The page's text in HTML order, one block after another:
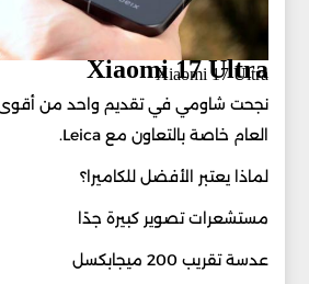
Xiaomi 17 Ultra
Xiaomi 17 Ultra
نجحت شاومي في تقديم واحد من أقوى
العام خاصة بالتعاون مع Leica.
لماذا يعتبر الأفضل للكاميرا؟
مستشعرات تصوير كبيرة جدًا
عدسة تقريب 200 ميجابكسل